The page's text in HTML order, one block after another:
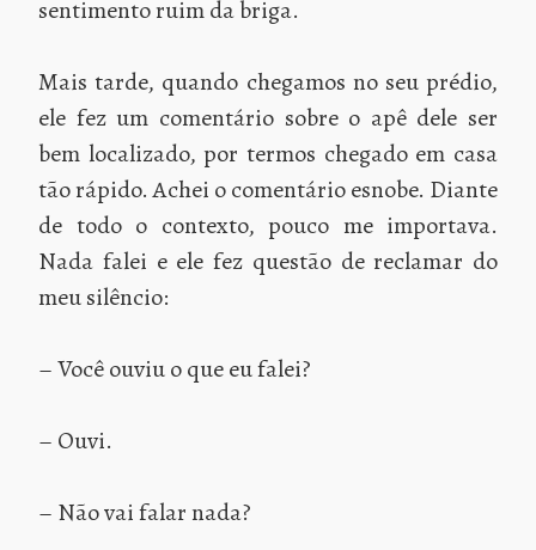
sentimento ruim da briga.
Mais tarde, quando chegamos no seu prédio,
ele fez um comentário sobre o apê dele ser
bem localizado, por termos chegado em casa
tão rápido. Achei o comentário esnobe. Diante
de todo o contexto, pouco me importava.
Nada falei e ele fez questão de reclamar do
meu silêncio:
– Você ouviu o que eu falei?
– Ouvi.
– Não vai falar nada?